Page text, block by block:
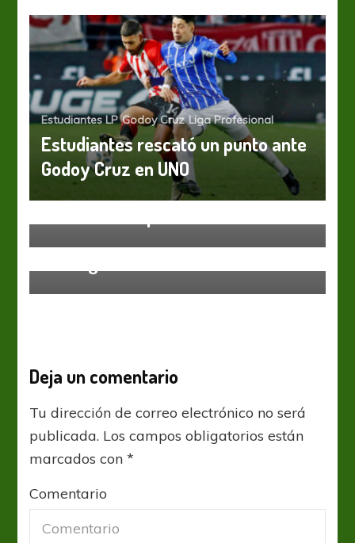
Estudiantes LP Godoy Cruz Liga Profesional
Estudiantes rescató un punto ante
Godoy Cruz en UNO
Deja un comentario
Tu dirección de correo electrónico no será
publicada. Los campos obligatorios están
marcados con*
Comentario